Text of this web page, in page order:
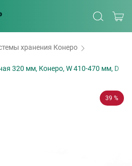
хранения Конеро
320 мм, Конеро, W 410-470 мм, D
39 %